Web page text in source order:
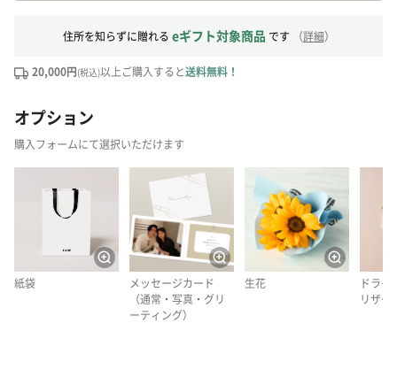
住所を知らずに贈れる eギフト対象商品 です （詳細）
20,000円(税込)以上ご購入すると送料無料！
オプション
購入フォームにて選択いただけます
紙袋
メッセージカード
（通常・写真・グリ
ーティング）
生花
ドライ
リザー